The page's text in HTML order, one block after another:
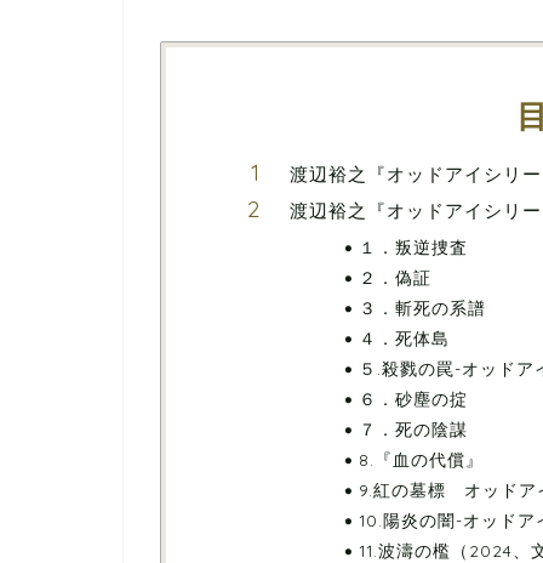
渡辺裕之『オッドアイシリ
渡辺裕之『オッドアイシリ
１．叛逆捜査
２．偽証
３．斬死の系譜
４．死体島
５.殺戮の罠-オッドア
６．砂塵の掟
７．死の陰謀
8.『血の代償』
9.紅の墓標 オッドア
10.陽炎の闇-オッドア
11.波濤の檻（2024、